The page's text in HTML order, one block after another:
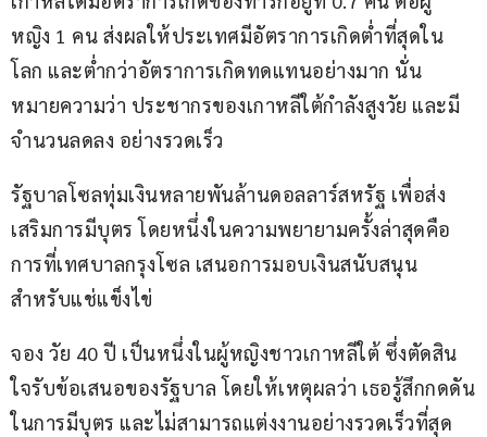
หญิง 1 คน ส่งผลให้ประเทศมีอัตราการเกิดต่ำที่สุดใน
โลก และต่ำกว่าอัตราการเกิดทดแทนอย่างมาก นั่น
หมายความว่า ประชากรของเกาหลีใต้กำลังสูงวัย และมี
จำนวนลดลง อย่างรวดเร็ว
รัฐบาลโซลทุ่มเงินหลายพันล้านดอลลาร์สหรัฐ เพื่อส่ง
เสริมการมีบุตร โดยหนึ่งในความพยายามครั้งล่าสุดคือ
การที่เทศบาลกรุงโซล เสนอการมอบเงินสนับสนุน
สำหรับแช่แข็งไข่
จอง วัย 40 ปี เป็นหนึ่งในผู้หญิงชาวเกาหลีใต้ ซึ่งตัดสิน
ใจรับข้อเสนอของรัฐบาล โดยให้เหตุผลว่า เธอรู้สึกกดดัน
ในการมีบุตร และไม่สามารถแต่งงานอย่างรวดเร็วที่สุด